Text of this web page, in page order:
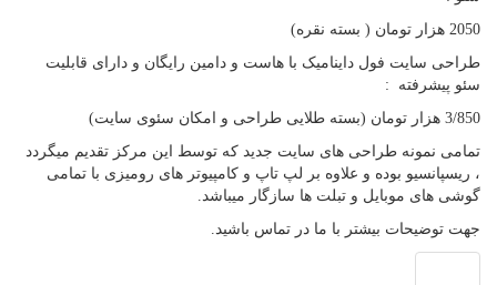
2050 هزار تومان ( بسته نقره)
طراحی سایت فول داینامیک با هاست و دامین رایگان و دارای قابلیت
سئو پیشرفته :
3/850 هزار تومان (بسته طلایی طراحی و امکان سئوی سایت)
تمامی نمونه طراحی های سایت جدید که توسط این مرکز تقدیم میگردد
، ریسپانسیو بوده و علاوه بر لپ تاپ و کامپیوتر های رومیزی با تمامی
گوشی های موبایل و تبلت ها سازگار میباشد.
جهت توضیحات بیشتر با ما در تماس باشید.